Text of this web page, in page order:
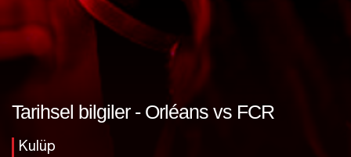
Tarihsel bilgiler - Orléans vs FCR
Kulüp